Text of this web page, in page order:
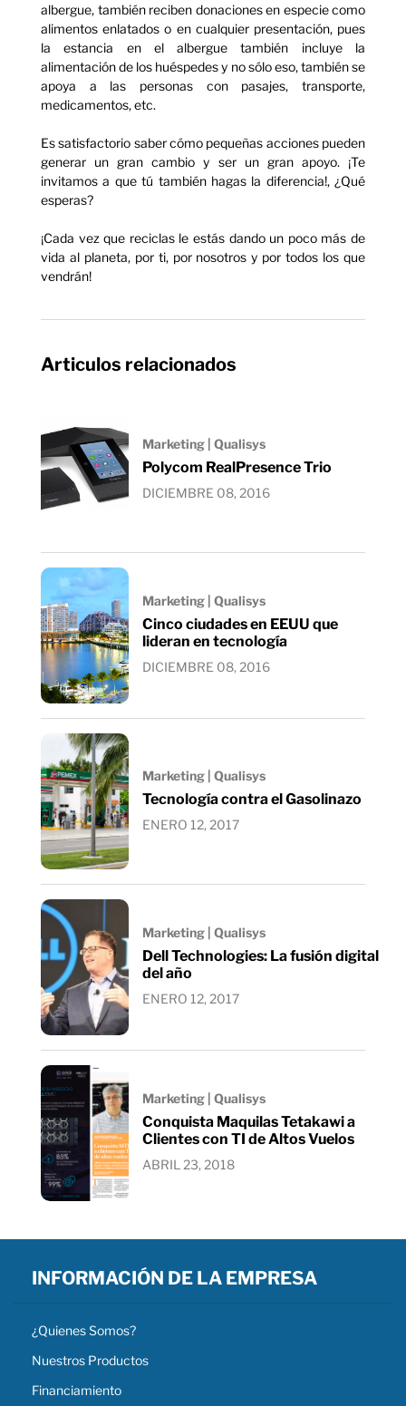
albergue, también reciben donaciones en especie como
alimentos enlatados o en cualquier presentación, pues
la estancia en el albergue también incluye la
alimentación de los huéspedes y no sólo eso, también se
apoya a las personas con pasajes, transporte,
medicamentos, etc.
Es satisfactorio saber cómo pequeñas acciones pueden
generar un gran cambio y ser un gran apoyo. ¡Te
invitamos a que tú también hagas la diferencia!, ¿Qué
esperas?
¡Cada vez que reciclas le estás dando un poco más de
vida al planeta, por ti, por nosotros y por todos los que
vendrán!
Articulos relacionados
Marketing | Qualisys
Polycom RealPresence Trio
DICIEMBRE 08, 2016
Marketing | Qualisys
Cinco ciudades en EEUU que
lideran en tecnología
DICIEMBRE 08, 2016
Marketing | Qualisys
Tecnología contra el Gasolinazo
ENERO 12, 2017
Marketing | Qualisys
Dell Technologies: La fusión digital
del año
ENERO 12, 2017
Marketing | Qualisys
Conquista Maquilas Tetakawi a
Clientes con TI de Altos Vuelos
ABRIL 23, 2018
INFORMACIÓN DE LA EMPRESA
¿Quienes Somos?
Nuestros Productos
Financiamiento